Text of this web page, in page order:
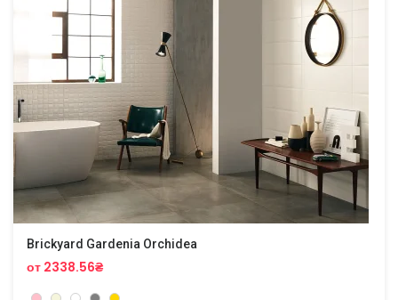
Brickyard Gardenia Orchidea
от 2338.56₴